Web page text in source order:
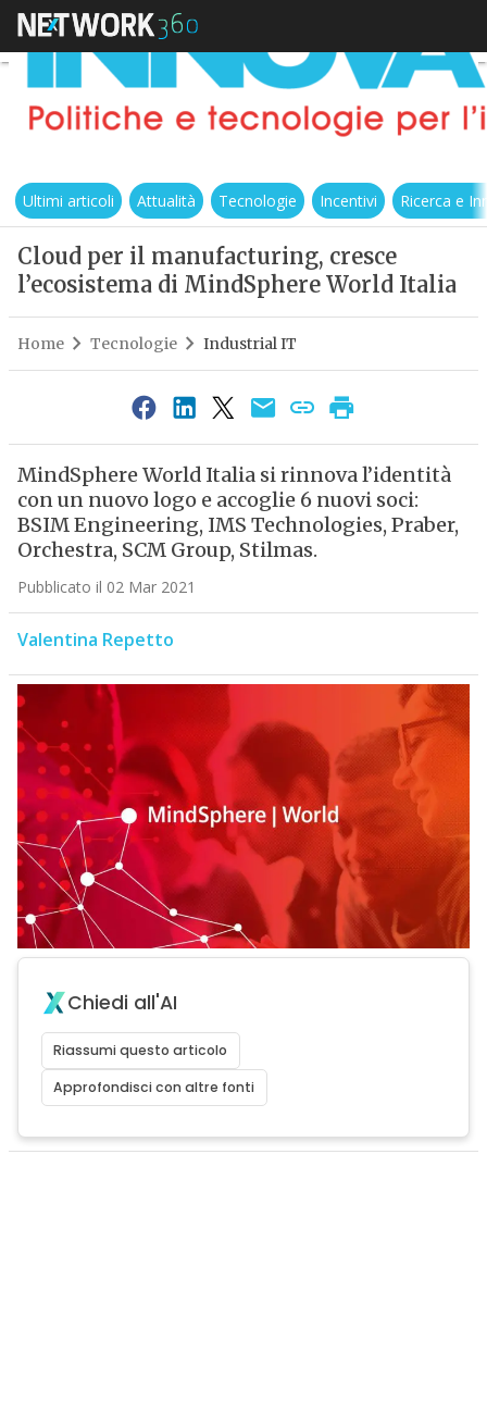
Ultimi articoli Attualità Tecnologie Incentivi Ricerca e
Cloud per il manufacturing, cresce
l’ecosistema di MindSphere World Italia
Home Tecnologie Industrial IT
MindSphere World Italia si rinnova l’identità
con un nuovo logo e accoglie 6 nuovi soci:
BSIM Engineering, IMS Technologies, Praber,
Orchestra, SCM Group, Stilmas.
Pubblicato il 02 Mar 2021
Valentina Repetto
Chiedi all'AI
Riassumi questo articolo
Approfondisci con altre fonti